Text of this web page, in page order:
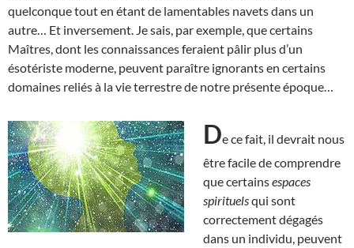
quelconque tout en étant de lamentables navets dans un
autre… Et inversement. Je sais, par exemple, que certains
Maîtres, dont les connaissances feraient pâlir plus d’un
ésotériste moderne, peuvent paraître ignorants en certains
domaines reliés à la vie terrestre de notre présente époque…
De ce fait, il devrait nous
être facile de comprendre
que certainsespaces
spirituelsqui sont
correctement dégagés
dans un individu, peuvent